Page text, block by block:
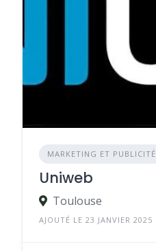
MARKETING ET PUBLICITÉ
Uniweb
Toulouse
AJOUTÉ LE 23 JANVIER 2025